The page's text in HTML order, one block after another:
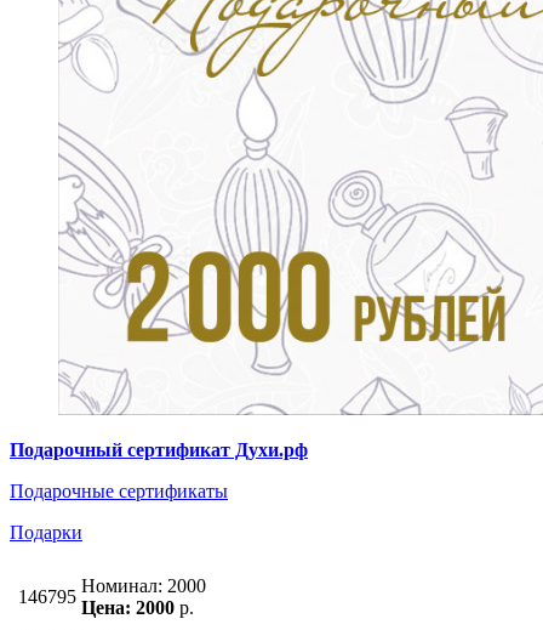
Подарочный сертификат Духи.рф
Подарочные сертификаты
Подарки
146795
Номинал: 2000
Цена: 2000 р.